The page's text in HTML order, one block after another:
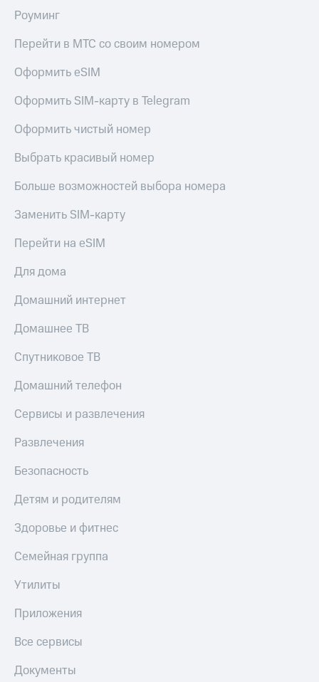
Роуминг
Перейти в МТС со своим номером
Оформить eSIM
Оформить SIM-карту в Telegram
Оформить чистый номер
Выбрать красивый номер
Больше возможностей выбора номера
Заменить SIM-карту
Перейти на eSIM
Для дома
Домашний интернет
Домашнее ТВ
Спутниковое ТВ
Домашний телефон
Сервисы и развлечения
Развлечения
Безопасность
Детям и родителям
Здоровье и фитнес
Семейная группа
Утилиты
Приложения
Все сервисы
Документы